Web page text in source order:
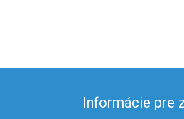
Informácie pre